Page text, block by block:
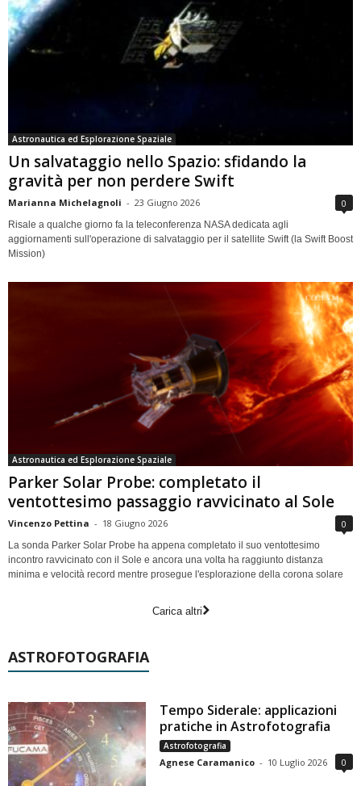
Astronautica ed Esplorazione Spaziale
Un salvataggio nello Spazio: sfidando la
gravità per non perdere Swift
Marianna Michelagnoli - 23 Giugno 2026 0
Risale a qualche giorno fa la teleconferenza NASA dedicata agli
aggiornamenti sull'operazione di salvataggio per il satellite Swift (la Swift Boost
Mission)
Astronautica ed Esplorazione Spaziale
Parker Solar Probe: completato il
ventottesimo passaggio ravvicinato al Sole
Vincenzo Pettina - 18 Giugno 2026 0
La sonda Parker Solar Probe ha appena completato il suo ventottesimo
incontro ravvicinato con il Sole e ancora una volta ha raggiunto distanza
minima e velocità record mentre prosegue l'esplorazione della corona solare
Carica altri
ASTROFOTOGRAFIA
Tempo Siderale: applicazioni
pratiche in Astrofotografia
Astrofotografia
Agnese Caramanico - 10 Luglio 2026 0